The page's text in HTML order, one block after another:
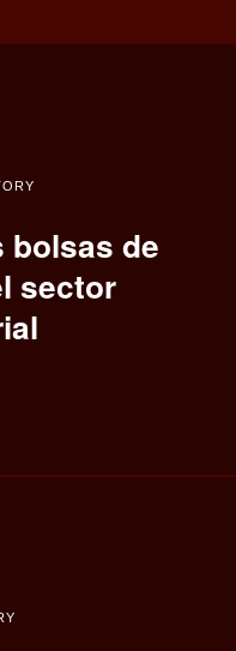
bolsas de
sector